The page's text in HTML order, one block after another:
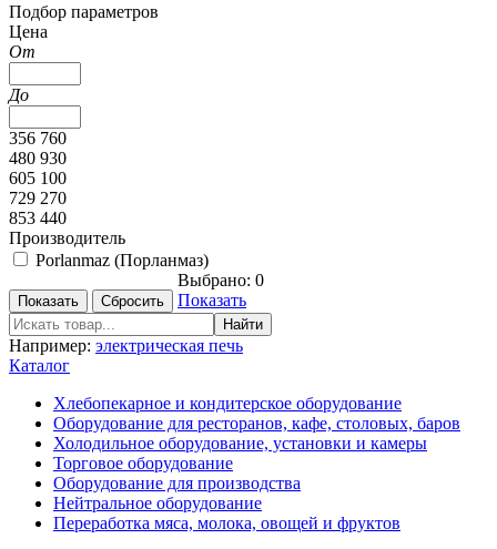
Подбор параметров
Цена
От
До
356 760
480 930
605 100
729 270
853 440
Производитель
Porlanmaz (Порланмаз)
Выбрано: 0
Показать
Например: электрическая печь
Каталог
Хлебопекарное и кондитерское оборудование
Оборудование для ресторанов, кафе, столовых, баров
Холодильное оборудование, установки и камеры
Торговое оборудование
Оборудование для производства
Нейтральное оборудование
Переработка мяса, молока, овощей и фруктов